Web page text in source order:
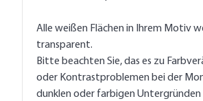
Alle weißen Flächen in Ihrem Motiv
transparent.
Bitte beachten Sie, das es zu
oder Kontrastproblemen bei der
dunklen oder farbigen Untergründen